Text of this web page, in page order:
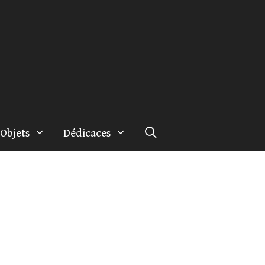
Objets Dédicaces